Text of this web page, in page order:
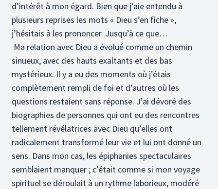
d’intérêt à mon égard. Bien que j’aie entendu à
plusieurs reprises les mots « Dieu s’en fiche »,
j’hésitais à les prononcer. Jusqu’à ce que…
Ma relation avec Dieu a évolué comme un chemin
sinueux, avec des hauts exaltants et des bas
mystérieux. Il y a eu des moments où j’étais
complètement rempli de foi et d’autres où les
questions restaient sans réponse. J’ai dévoré des
biographies de personnes qui ont eu des rencontres
tellement révélatrices avec Dieu qu’elles ont
radicalement transformé leur vie et lui ont donné un
sens. Dans mon cas, les épiphanies spectaculaires
semblaient manquer ; c’était comme si mon voyage
spirituel se déroulait à un rythme laborieux, modéré